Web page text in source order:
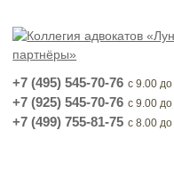
+7 (495) 545-70-76 с 9.00
+7 (925) 545-70-76 с 9.00
+7 (499) 755-81-75 с 8.00